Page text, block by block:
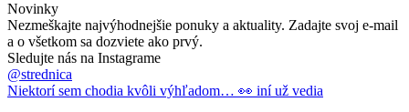
Novinky
Nezmeškajte najvýhodnejšie ponuky a aktuality. Zadajte svoj e-mail
a o všetkom sa dozviete ako prvý.
Sledujte nás na Instagrame
@strednica
Niektorí sem chodia kvôli výhľadom… 👀 iní už vedia